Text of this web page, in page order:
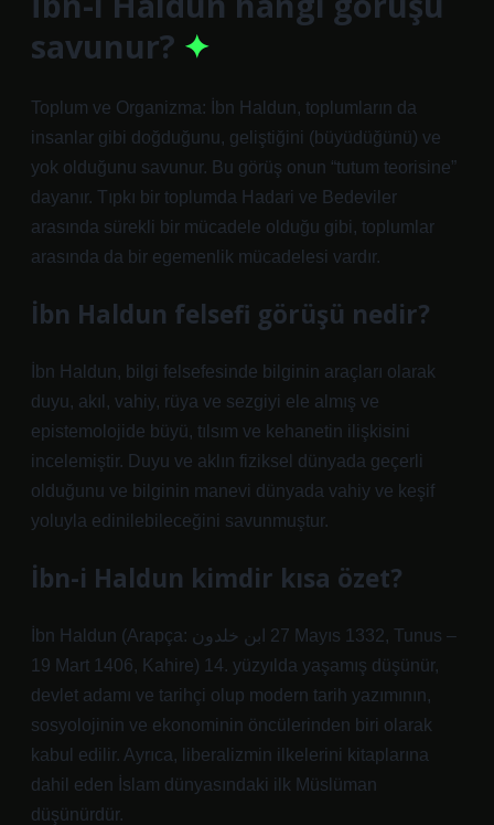
savunur?
Toplum ve Organizma: İbn Haldun, toplumların da
insanlar gibi doğduğunu, geliştiğini (büyüdüğünü) ve
yok olduğunu savunur. Bu görüş onun “tutum teorisine”
dayanır. Tıpkı bir toplumda Hadari ve Bedeviler
arasında sürekli bir mücadele olduğu gibi, toplumlar
arasında da bir egemenlik mücadelesi vardır.
İbn Haldun felsefi görüşü nedir?
İbn Haldun, bilgi felsefesinde bilginin araçları olarak
duyu, akıl, vahiy, rüya ve sezgiyi ele almış ve
epistemolojide büyü, tılsım ve kehanetin ilişkisini
incelemiştir. Duyu ve aklın fiziksel dünyada geçerli
olduğunu ve bilginin manevi dünyada vahiy ve keşif
yoluyla edinilebileceğini savunmuştur.
İbn-i Haldun kimdir kısa özet?
İbn Haldun (Arapça: ابن خلدون‎ ‎27 Mayıs 1332, Tunus –
19 Mart 1406, Kahire) 14. yüzyılda yaşamış düşünür,
devlet adamı ve tarihçi olup modern tarih yazımının,
sosyolojinin ve ekonominin öncülerinden biri olarak
kabul edilir. Ayrıca, liberalizmin ilkelerini kitaplarına
dahil eden İslam dünyasındaki ilk Müslüman
düşünürdür.